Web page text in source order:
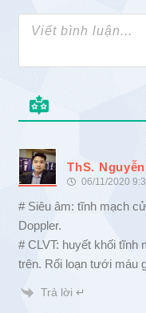
ThS.
06/11/2020
# Siêu âm: tĩnh mạch
Doppler.
# CLVT: huyết khối tĩnh
trên. Rối loạn tưới máu
Trả lời ↵